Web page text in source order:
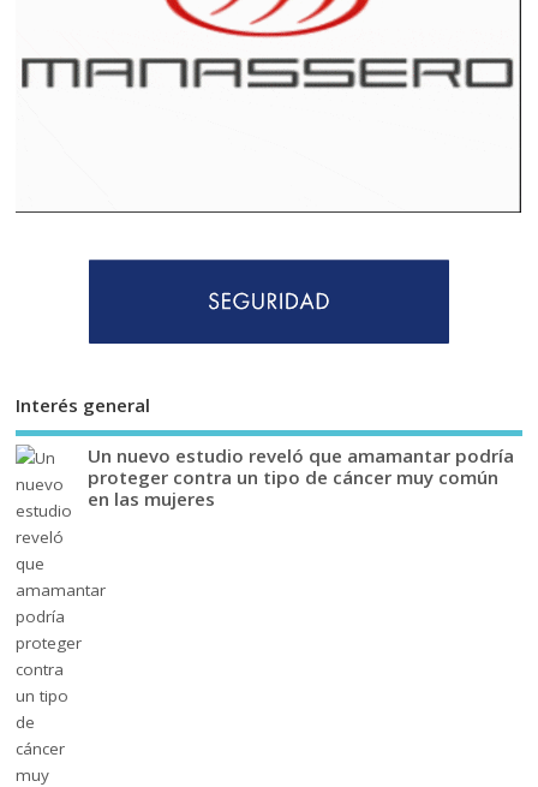
Interés general
Un nuevo estudio reveló que amamantar podría
proteger contra un tipo de cáncer muy común
en las mujeres